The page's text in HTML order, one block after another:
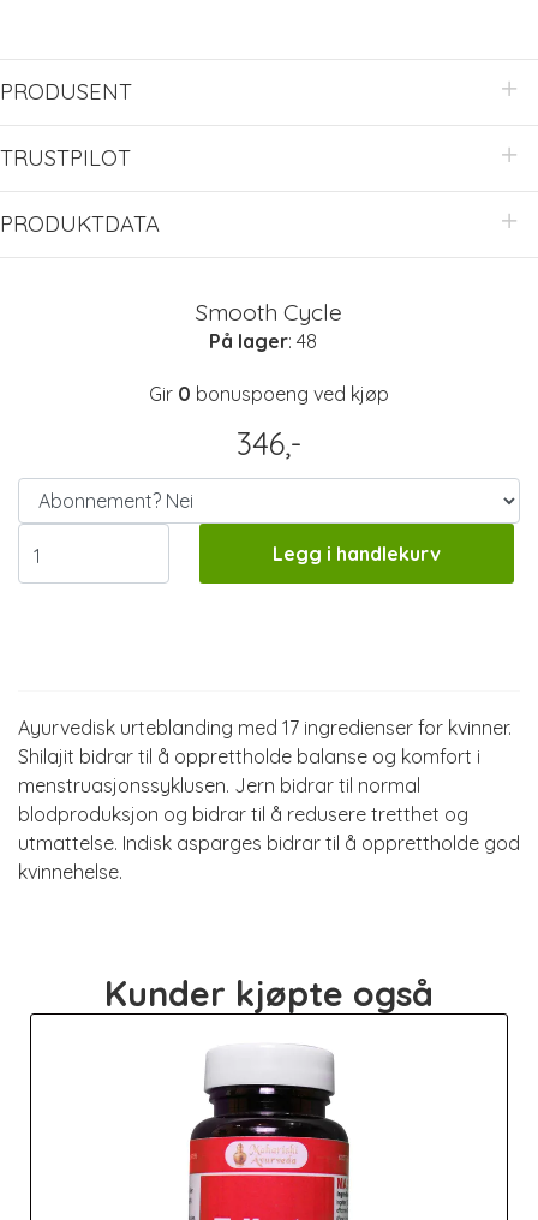
PRODUSENT
TRUSTPILOT
PRODUKTDATA
Smooth Cycle
På lager: 48
Gir 0 bonuspoeng ved kjøp
346,-
Legg i handlekurv
Ayurvedisk urteblanding med 17 ingredienser for kvinner.
Shilajit bidrar til å opprettholde balanse og komfort i
menstruasjonssyklusen. Jern bidrar til normal
blodproduksjon og bidrar til å redusere tretthet og
utmattelse. Indisk asparges bidrar til å opprettholde god
kvinnehelse.
Kunder kjøpte også